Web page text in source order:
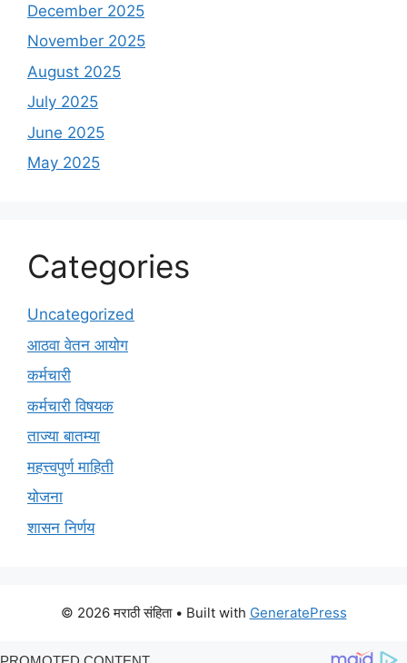
December 2025
November 2025
August 2025
July 2025
June 2025
May 2025
Categories
Uncategorized
आठवा वेतन आयोग
कर्मचारी
कर्मचारी विषयक
ताज्या बातम्या
महत्त्वपुर्ण माहिती
योजना
शासन निर्णय
© 2026 मराठी संहिता• Built with GeneratePress